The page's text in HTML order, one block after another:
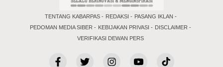
TENTANG KABARPAS REDAKSI
PASANG IKLAN
PEDOMAN MEDIA SIBER
KEBIJAKAN PRIVASI
DISCLAIMER
VERIFIKASI DEWAN PERS